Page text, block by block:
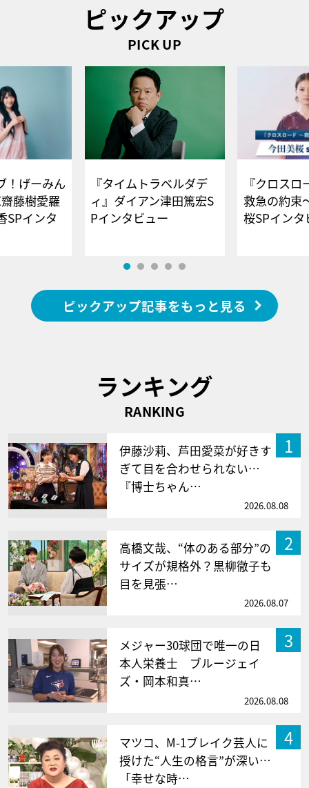
ピックアップ
PICK UP
！げーみん
藤樹愛羅
SPインタ
『タイムトラベルダデ
ィ』ダイアン津田篤宏S
Pインタビュー
『クロス
救急の約束
桜SPイ
ピックアップ記事をもっと見る
ランキング
RANKING
1
伊藤沙莉、芦田愛菜が好きす
ぎて目を合わせられない…
『博士ちゃん…
2026.08.08
2
高橋文哉、“体のある部分”の
サイズが規格外？黒柳徹子も
目を見張…
2026.08.07
3
メジャー30球団で唯一の日
本人栄養士 ブルージェイ
ズ・岡本和真…
2026.08.08
4
マツコ、M-1ブレイク芸人に
授けた“人生の格言”が深い…
「幸せな時…